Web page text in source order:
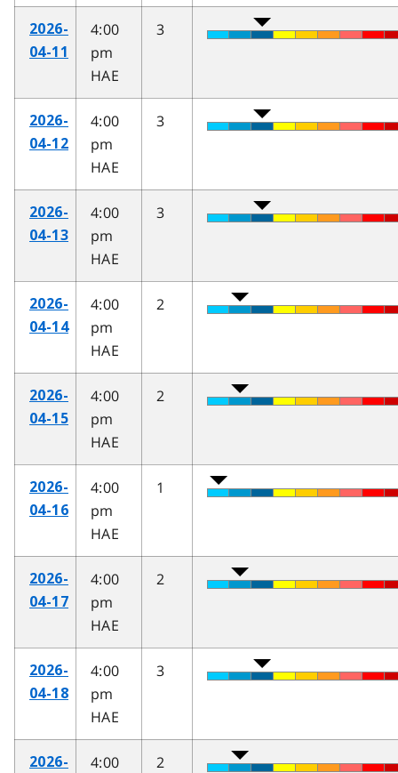
2026-
04-11
4:00
pm
HAE
3
2026-
04-12
4:00
pm
HAE
3
2026-
04-13
4:00
pm
HAE
3
2026-
04-14
4:00
pm
HAE
2
2026-
04-15
4:00
pm
HAE
2
2026-
04-16
4:00
pm
HAE
1
2026-
04-17
4:00
pm
HAE
2
2026-
04-18
4:00
pm
HAE
3
2026-
4:00
2